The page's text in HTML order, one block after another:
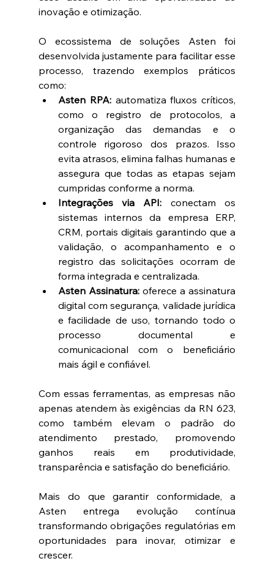
inovação e otimização.
O ecossistema de soluções Asten foi
desenvolvida justamente para facilitar esse
processo, trazendo exemplos práticos
como:
Asten RPA: automatiza fluxos críticos,
como o registro de protocolos, a
organização das demandas e o
controle rigoroso dos prazos. Isso
evita atrasos, elimina falhas humanas e
assegura que todas as etapas sejam
cumpridas conforme a norma.
Integrações via API: conectam os
sistemas internos da empresa ERP,
CRM, portais digitais garantindo que a
validação, o acompanhamento e o
registro das solicitações ocorram de
forma integrada e centralizada.
Asten Assinatura: oferece a assinatura
digital com segurança, validade jurídica
e facilidade de uso, tornando todo o
processo documental e
comunicacional com o beneficiário
mais ágil e confiável.
Com essas ferramentas, as empresas não
apenas atendem às exigências da RN 623,
como também elevam o padrão do
atendimento prestado, promovendo
ganhos reais em produtividade,
transparência e satisfação do beneficiário.
Mais do que garantir conformidade, a
Asten entrega evolução contínua
transformando obrigações regulatórias em
oportunidades para inovar, otimizar e
crescer.